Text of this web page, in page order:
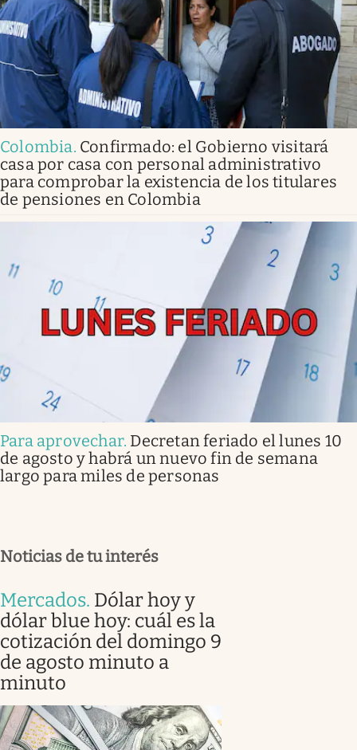
Colombia. Confirmado: el Gobierno visitará
casa por casa con personal administrativo
para comprobar la existencia de los titulares
de pensiones en Colombia
Para aprovechar. Decretan feriado el lunes 10
de agosto y habrá un nuevo fin de semana
largo para miles de personas
Noticias de tu interés
Mercados. Dólar hoy y
dólar blue hoy: cuál es la
cotización del domingo 9
de agosto minuto a
minuto